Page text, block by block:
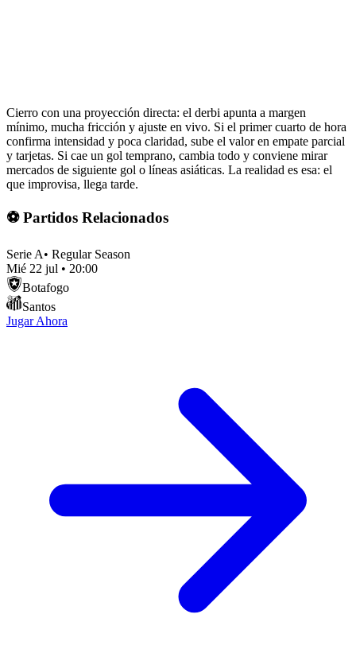
Cierro con una proyección directa: el derbi apunta a margen
mínimo, mucha fricción y ajuste en vivo. Si el primer cuarto de hora
confirma intensidad y poca claridad, sube el valor en empate parcial
y tarjetas. Si cae un gol temprano, cambia todo y conviene mirar
mercados de siguiente gol o líneas asiáticas. La realidad es esa: el
que improvisa, llega tarde.
⚽ Partidos Relacionados
Serie A• Regular Season
Mié 22 jul • 20:00
Botafogo
Santos
Jugar Ahora